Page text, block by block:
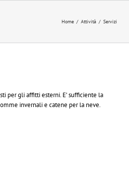
Home / Attività / Servizi
per gli affitti esterni. E’ sufficiente la
invernali e catene per la neve.